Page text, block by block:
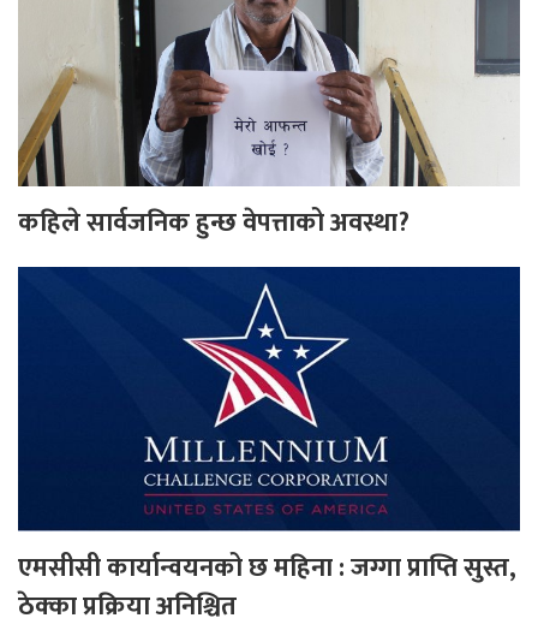
कहिले सार्वजनिक हुन्छ वेपत्ताको अवस्था?
एमसीसी कार्यान्वयनको छ महिना : जग्गा प्राप्ति सुस्त,
ठेक्का प्रक्रिया अनिश्चित